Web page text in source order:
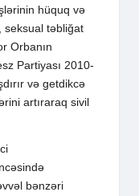
hüquq və
seksual təbliğat
Orbanın
Partiyası 2010-
və getdikcə
artıraraq sivil
bənzəri